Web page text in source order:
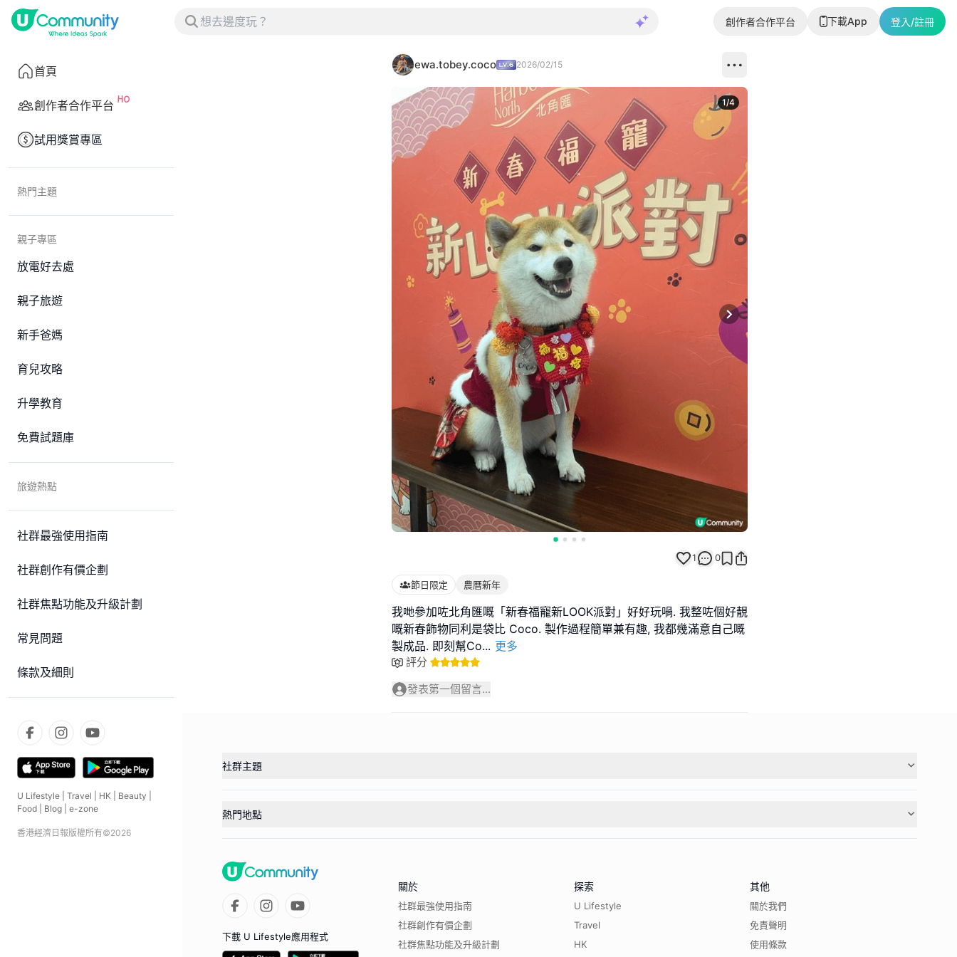
創作者合作平台 下載App 登入/註冊
首頁
創作者合作平台
試用獎賞專區
熱門主題
親子專區
放電好去處
親子旅遊
新手爸媽
育兒攻略
升學教育
免費試題庫
旅遊熱點
社群最強使用指南
社群創作有價企劃
社群焦點功能及升級計劃
常見問題
條款及細則
U Lifestyle Travel HK Beauty
Food
Blog e-zone
香港經濟日報版權所有©2026
ewa.tobey.coco 2026/02/15
Next slide
1/4
1 0
節日限定 農曆新年
我哋參加咗北角匯嘅「新春福寵新LOOK派對」好好玩喎. 我整咗個好靚
嘅新春飾物同利是袋比 Coco. 製作過程簡單兼有趣, 我都幾滿意自己嘅
製成品. 即刻幫Co... 更多
評分
發表第一個留言...
社群主題
熱門地點
下載 U Lifestyle應用程式
關於
社群最強使用指南
社群創作有價企劃
社群焦點功能及升級計劃
探索
U Lifestyle
Travel
HK
其他
關於我們
免責聲明
使用條款